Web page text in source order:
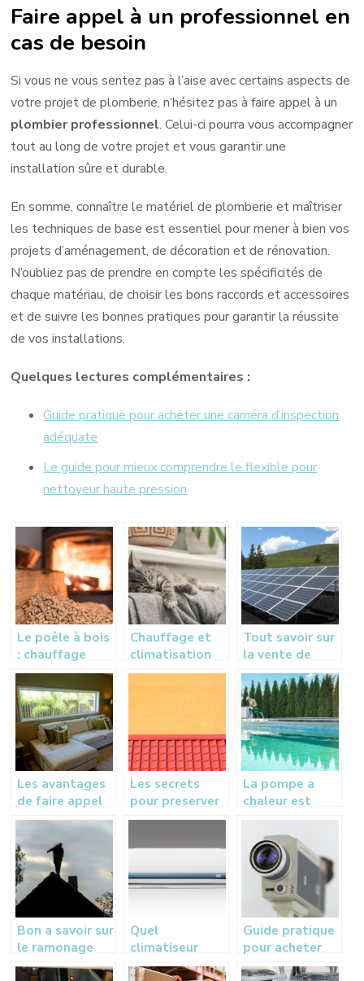
Faire appel à un professionnel en
cas de besoin
Si vous ne vous sentez pas à l’aise avec certains aspects de
votre projet de plomberie, n’hésitez pas à faire appel à un
plombier professionnel. Celui-ci pourra vous accompagner
tout au long de votre projet et vous garantir une
installation sûre et durable.
En somme, connaître le matériel de plomberie et maîtriser
les techniques de base est essentiel pour mener à bien vos
projets d’aménagement, de décoration et de rénovation.
N’oubliez pas de prendre en compte les spécificités de
chaque matériau, de choisir les bons raccords et accessoires
et de suivre les bonnes pratiques pour garantir la réussite
de vos installations.
Quelques lectures complémentaires :
Guide pratique pour acheter une caméra d’inspection
adéquate
Le guide pour mieux comprendre le flexible pour
nettoyeur haute pression
Le poêle à bois
: chauffage
écologique et
économique
Chauffage et
climatisation
pour maisons
Tout savoir sur
la vente de
panneaux
solaires
Les avantages
de faire appel
aux services
entreprise de
vitrerie
Les secrets
pour preserver
et maintenir
en excellent
etat
La pompe a
chaleur est
l’ideale pour
rechauffer
votre piscine
Bon a savoir sur
le ramonage
des systemes
Quel
climatiseur
choisir pour
Guide pratique
pour acheter
une camera